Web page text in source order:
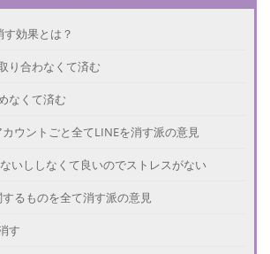
効果とは？
り合わなくて済む
なくて済む
ウントごと全てLINEを消す派の意見
いししなくて良いのでストレスがない
るものを全て消す派の意見
す